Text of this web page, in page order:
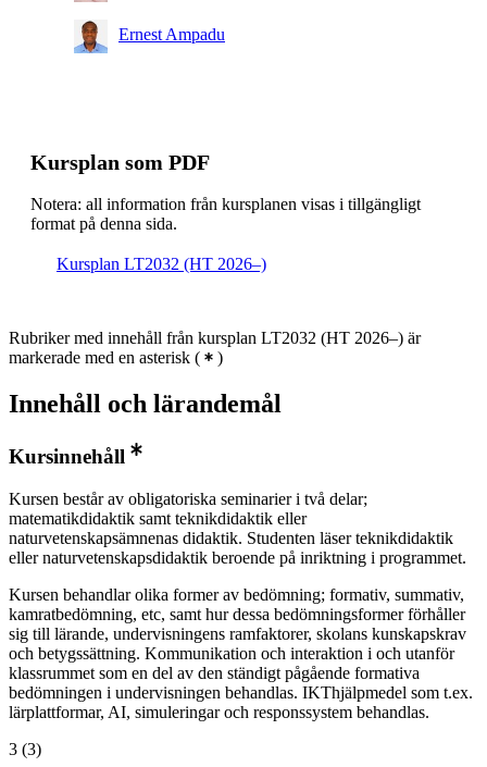
Ernest Ampadu
Kursplan som PDF
Notera: all information från kursplanen visas i tillgängligt
format på denna sida.
Kursplan LT2032 (HT 2026–)
Rubriker med innehåll från kursplan LT2032 (HT 2026–) är
markerade med en asterisk ( )
Innehåll och lärandemål
Kursinnehåll
Kursen består av obligatoriska seminarier i två delar;
matematikdidaktik samt teknikdidaktik eller
naturvetenskapsämnenas didaktik. Studenten läser teknikdidaktik
eller naturvetenskapsdidaktik beroende på inriktning i programmet.
Kursen behandlar olika former av bedömning; formativ, summativ,
kamratbedömning, etc, samt hur dessa bedömningsformer förhåller
sig till lärande, undervisningens ramfaktorer, skolans kunskapskrav
och betygssättning. Kommunikation och interaktion i och utanför
klassrummet som en del av den ständigt pågående formativa
bedömningen i undervisningen behandlas. IKThjälpmedel som t.ex.
lärplattformar, AI, simuleringar och responssystem behandlas.
3 (3)